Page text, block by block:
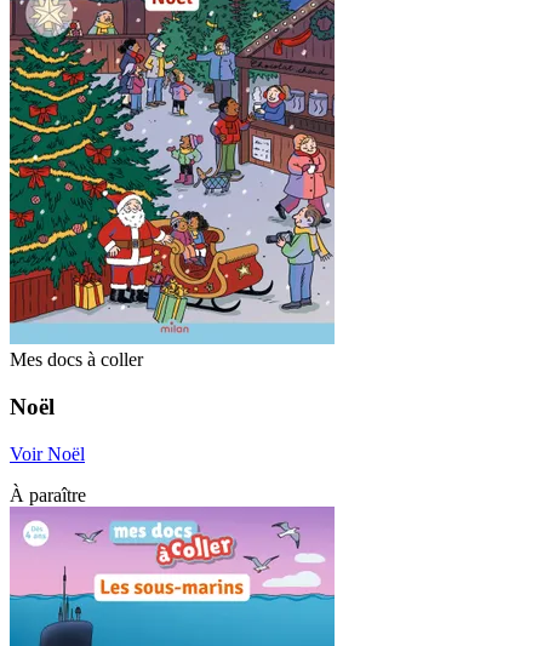
Mes docs à coller
Noël
Voir Noël
À paraître